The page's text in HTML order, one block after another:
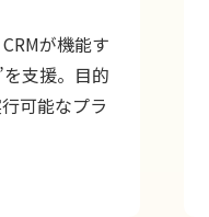
が機能す
支援。目的
可能なプラ